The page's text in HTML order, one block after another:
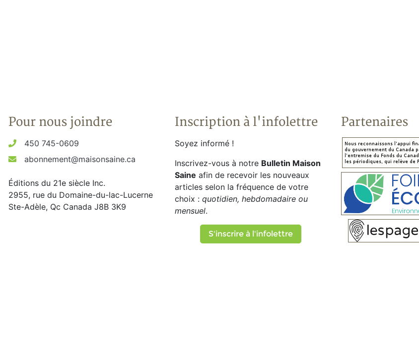
Pour nous joindre
450 745-0609
abonnement@maisonsaine.ca
Éditions du 21e siècle Inc.
2955, rue du Domaine-du-lac-Lucerne
Ste-Adèle, Qc Canada J8B 3K9
Inscription à l'infolettre
Soyez informé !
Inscrivez-vous à notre Bulletin Maison
Saine afin de recevoir les nouveaux
articles selon la fréquence de votre
choix : quotidien, hebdomadaire ou
mensuel.
S'inscrire à l'infolettre
Partenaires